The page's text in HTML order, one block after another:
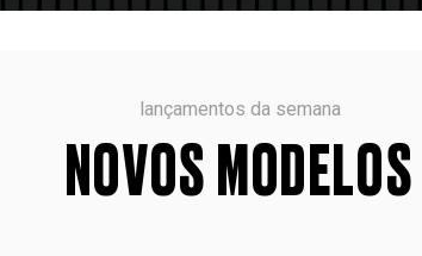
lançamentos da semana
NOVOS MODELOS